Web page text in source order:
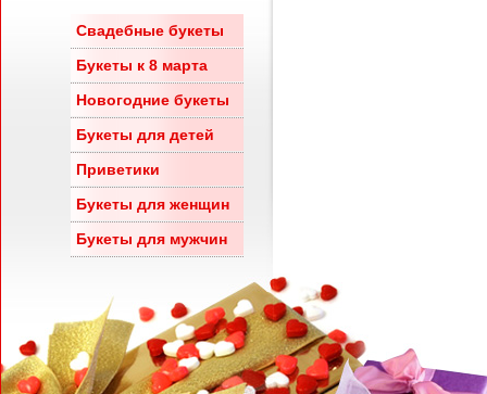
Свадебные букеты
Букеты к 8 марта
Новогодние букеты
Букеты для детей
Приветики
Букеты для женщин
Букеты для мужчин